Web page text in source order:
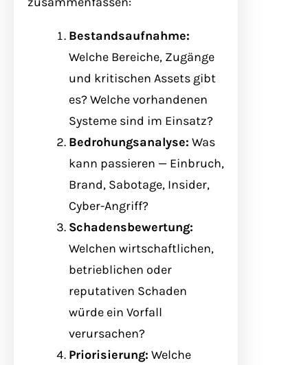
Bestandsaufnahme:
Welche Bereiche, Zugänge
und kritischen Assets gibt
es? Welche vorhandenen
Systeme sind im Einsatz?
Bedrohungsanalyse: Was
kann passieren — Einbruch,
Brand, Sabotage, Insider,
Cyber-Angriff?
Schadensbewertung:
Welchen wirtschaftlichen,
betrieblichen oder
reputativen Schaden
würde ein Vorfall
verursachen?
Priorisierung: Welche